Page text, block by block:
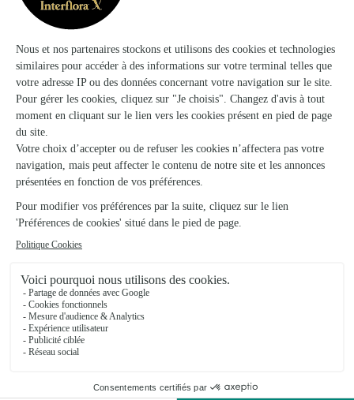
En adhérant pour 24,95€/anseulement et sans
engagement, vous bénéficiez d'offres
promotionnellesetdes frais de livraison offerts en
illimitésur toutes vos commandes pendant 12 mois
vous voulez.*
les DROM-COM.